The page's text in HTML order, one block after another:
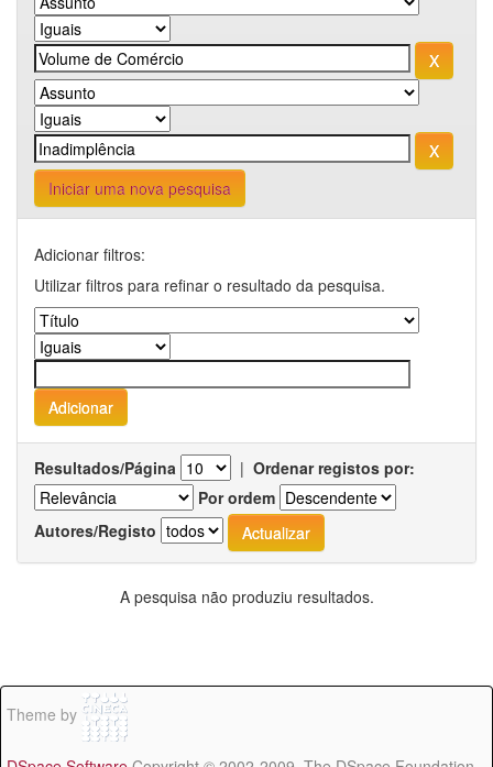
Iniciar uma nova pesquisa
Adicionar filtros:
Utilizar filtros para refinar o resultado da pesquisa.
Resultados/Página | Ordenar registos por:
Por ordem
Autores/Registo
A pesquisa não produziu resultados.
Theme by